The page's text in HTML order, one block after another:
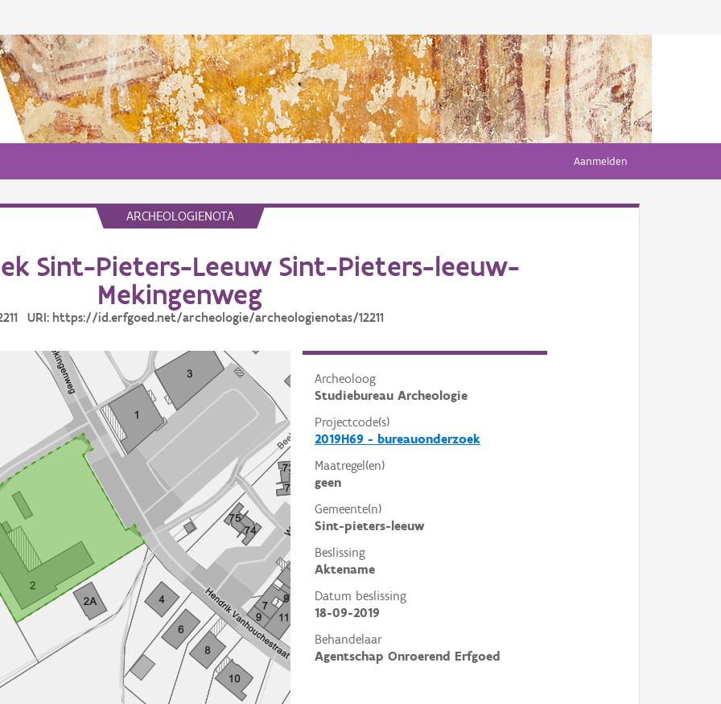
Aanmelden
ARCHEOLOGIENOTA
Sint-Pieters-Leeuw Sint-Pieters-leeuw-
Mekingenweg
URI: https://id.erfgoed.net/archeologie/archeologienotas/12211
Archeoloog
Studiebureau Archeologie
Projectcode(s)
2019H69 - bureauonderzoek
Maatregel(en)
geen
Gemeente(n)
Sint-pieters-leeuw
Beslissing
Aktename
Datum beslissing
18-09-2019
Behandelaar
Agentschap Onroerend Erfgoed